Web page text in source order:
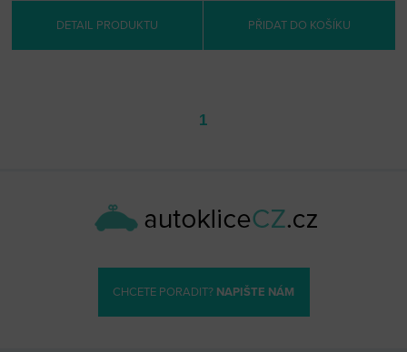
DETAIL PRODUKTU PŘIDAT DO KOŠÍKU
1
CHCETE PORADIT? NAPIŠTE NÁM